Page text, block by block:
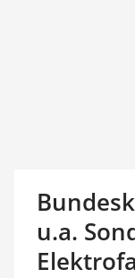
u.a.